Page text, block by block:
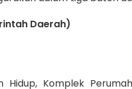
Daerah)
Hidup, Komplek